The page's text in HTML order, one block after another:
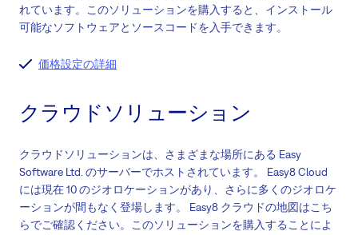
れています。このソリューションを購入すると、インストール
可能なソフトウェアとソースコードを入手できます。
価格設定の詳細
クラウドソリューション
クラウドソリューションは、さまざまな場所にある Easy
Software Ltd. のサーバーでホストされています。 Easy8 Cloud
には現在 10 のジオロケーションがあり、さらに多くのジオロケ
ーションが間もなく登場します。 Easy8 クラウドの地図はこち
らでご確認ください。このソリューションを購入することによ